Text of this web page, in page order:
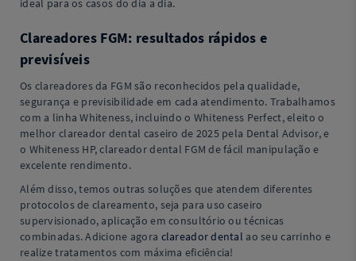
ideal para os casos do dia a dia.
Clareadores FGM: resultados rápidos e
previsíveis
Os clareadores da FGM são reconhecidos pela qualidade,
segurança e previsibilidade em cada atendimento. Trabalhamos
com a linha Whiteness, incluindo o Whiteness Perfect, eleito o
melhor clareador dental caseiro de 2025 pela Dental Advisor, e
o Whiteness HP, clareador dental FGM de fácil manipulação e
excelente rendimento.
Além disso, temos outras soluções que atendem diferentes
protocolos de clareamento, seja para uso caseiro
supervisionado, aplicação em consultório ou técnicas
combinadas. Adicione agora clareador dental ao seu carrinho e
realize tratamentos com máxima eficiência!